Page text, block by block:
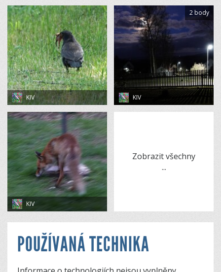
KIV KIV
2 body
KIV
Zobrazit všechny
...
POUŽÍVANÁ TECHNIKA